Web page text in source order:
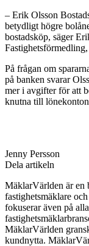
– Erik Olsson
betydligt högre
bostadsköp, säger
På frågan om
på banken svarar
mer i avgifter för att
knutna till
Jenny Persson
Dela artikeln
MäklarVärlden är en
fastighetsmäklare
fokuserar även på
MäklarVärlden
kundnytta.